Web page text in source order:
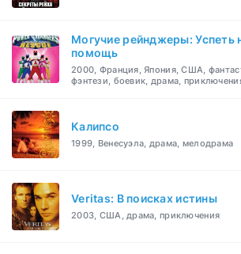
Могучие рейнджеры: Успеть
помощь
2000, Франция, Япония, США,
фэнтези, боевик, драма,
Калипсо
1999, Венесуэла, драма, мелодрама
Veritas: В поисках истины
2003, США, драма, приключения